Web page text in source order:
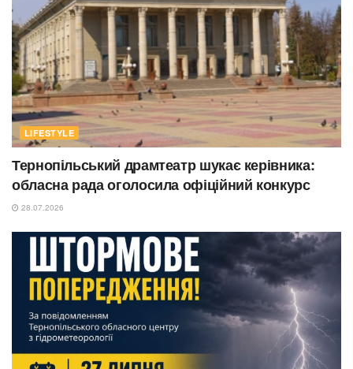
LIFESTYLE
Тернопільський драмтеатр шукає керівника:
обласна рада оголосила офіційний конкурс
28.07.2026